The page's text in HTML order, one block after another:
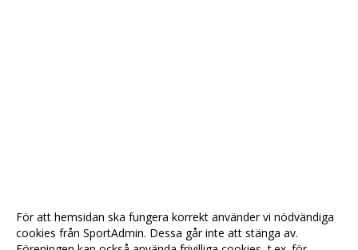
För att hemsidan ska fungera korrekt använder vi nödvändiga
cookies från SportAdmin. Dessa går inte att stänga av.